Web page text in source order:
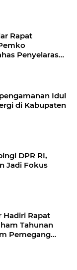
Rapat
Penyelarasan
2026-2027
Idul
di Kabupaten
DPR RI,
Jadi Fokus
Hadiri Rapat
Tahunan
Pemegang
PT. Bank